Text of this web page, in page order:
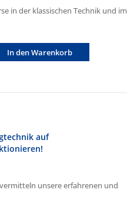
in der klassischen Technik und im
In den Warenkorb
auf
unsere erfahrenen und